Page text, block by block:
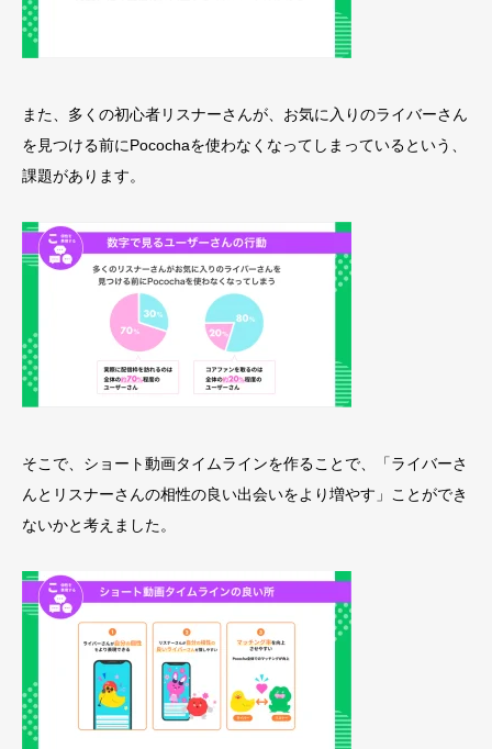
また、多くの初心者リスナーさんが、お気に入りのライバーさん
を見つける前にPocochaを使わなくなってしまっているという、
課題があります。
そこで、ショート動画タイムラインを作ることで、「ライバーさ
んとリスナーさんの相性の良い出会いをより増やす」ことができ
ないかと考えました。